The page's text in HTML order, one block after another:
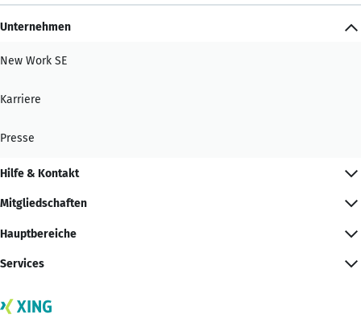
Unternehmen
New Work SE
Karriere
Presse
Hilfe & Kontakt
Mitgliedschaften
Hauptbereiche
Services